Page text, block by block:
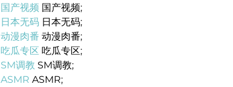
国产视频 国产视频;
日本无码 日本无码;
动漫肉番 动漫肉番;
吃瓜专区 吃瓜专区;
SM调教 SM调教;
ASMR ASMR;